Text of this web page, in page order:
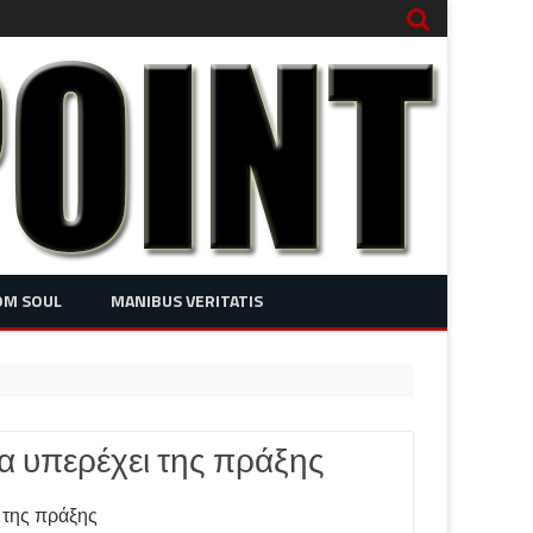
SOUL MANIBUS VERITATIS
υπερέχει της πράξης
πράξης